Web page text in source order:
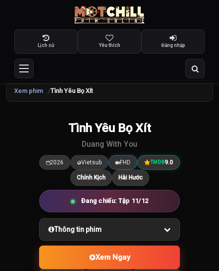
Lịch sử Yêu thích Đăng nhập
Xem phim Tình Yêu Bọ Xít
Tình Yêu Bọ Xít
Duang With You
2026 Vietsub FHD TMDB9.0
Chính Kịch Hài Hước
Đang chiếu: Tập 11/12
Thông tin phim
Xem Ngay